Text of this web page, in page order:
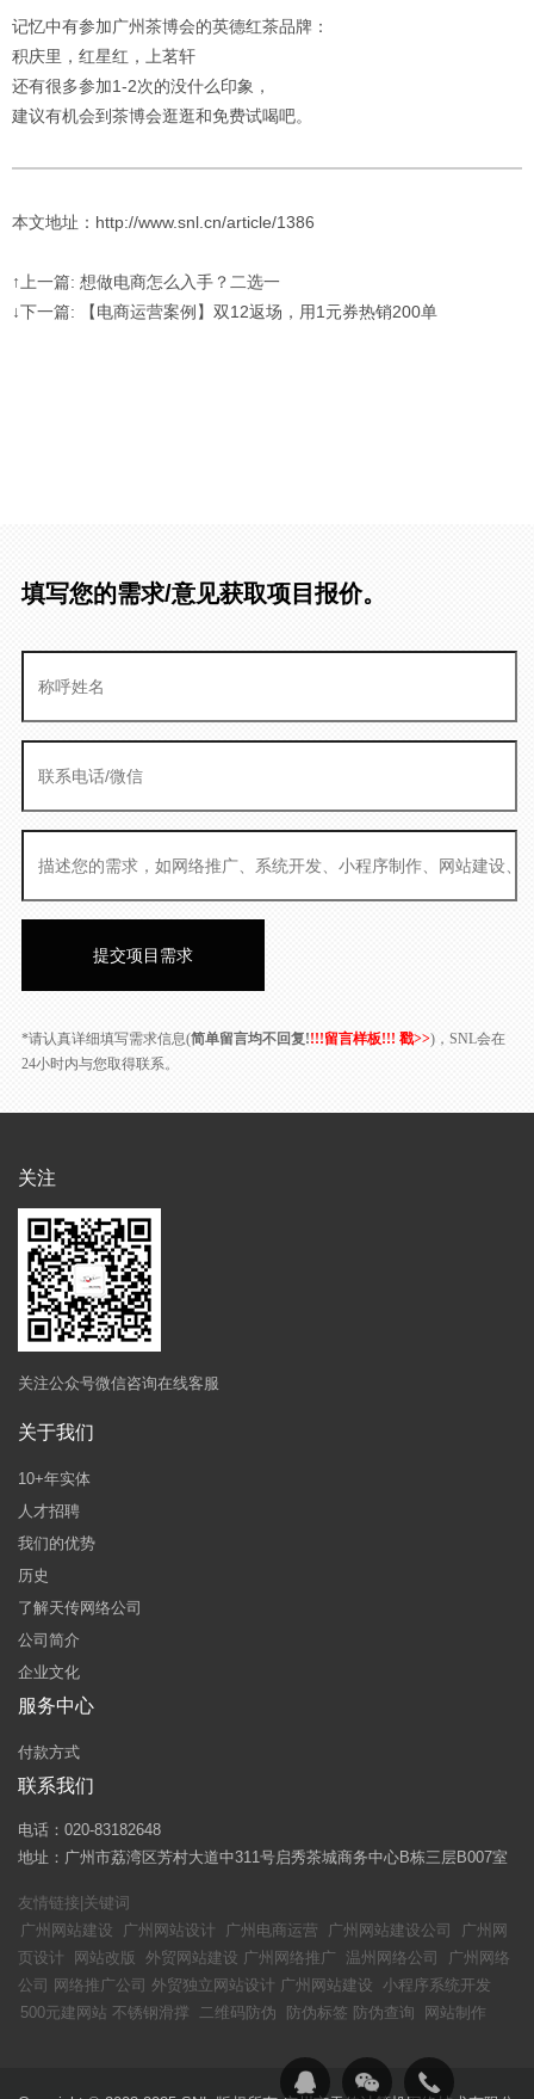
记忆中有参加广州茶博会的英德红茶品牌：
积庆里，红星红，上茗轩
还有很多参加1-2次的没什么印象，
建议有机会到茶博会逛逛和免费试喝吧。
本文地址：http://www.snl.cn/article/1386
↑上一篇: 想做电商怎么入手？二选一
↓下一篇: 【电商运营案例】双12返场，用1元券热销200单
填写您的需求/意见获取项目报价。
*请认真详细填写需求信息(简单留言均不回复!!!!留言样板!!! 戳>>)，SNL会在
24小时内与您取得联系。
关注
关注公众号微信咨询在线客服
关于我们
10+年实体
人才招聘
我们的优势
历史
了解天传网络公司
公司简介
企业文化
服务中心
付款方式
联系我们
电话：020-83182648
地址：广州市荔湾区芳村大道中311号启秀茶城商务中心B栋三层B007室
友情链接|关键词
广州网站建设
广州网站设计 广州电商运营 广州网站建设公司
广州网
页设计
网站改版 外贸网站建设 广州网络推广 温州网络公司
广州网络
公司 网络推广公司 外贸独立网站设计 广州网站建设 小程序系统开发
500元建网站 不锈钢滑撑 二维码防伪 防伪标签 防伪查询 网站制作